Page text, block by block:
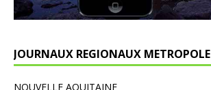
JOURNAUX REGIONAUX METROPOLE
NOUVELLE AQUITAINE